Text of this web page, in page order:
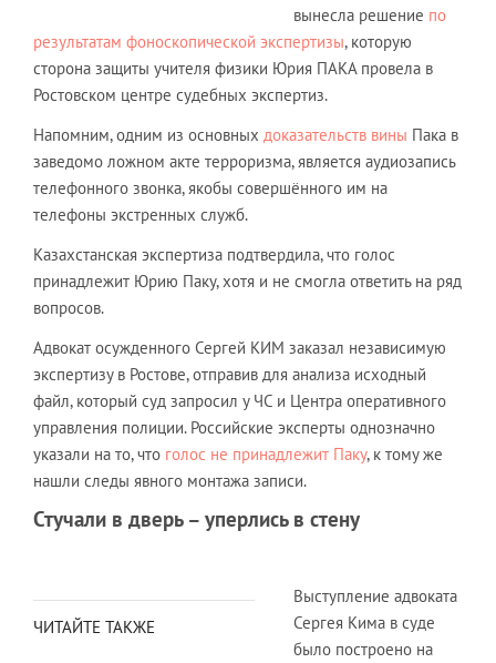
вынесла решение по
результатам фоноскопической экспертизы, которую
сторона защиты учителя физики Юрия ПАКА провела в
Ростовском центре судебных экспертиз.
Напомним, одним из основных доказательств вины Пака в
заведомо ложном акте терроризма, является аудиозапись
телефонного звонка, якобы совершённого им на
телефоны экстренных служб.
Казахстанская экспертиза подтвердила, что голос
принадлежит Юрию Паку, хотя и не смогла ответить на ряд
вопросов.
Адвокат осужденного Сергей КИМ заказал независимую
экспертизу в Ростове, отправив для анализа исходный
файл, который суд запросил у ЧС и Центра оперативного
управления полиции. Российские эксперты однозначно
указали на то, что голос не принадлежит Паку, к тому же
нашли следы явного монтажа записи.
Стучали в дверь – уперлись в стену
ЧИТАЙТЕ ТАКЖЕ
Выступление адвоката
Сергея Кима в суде
было построено на